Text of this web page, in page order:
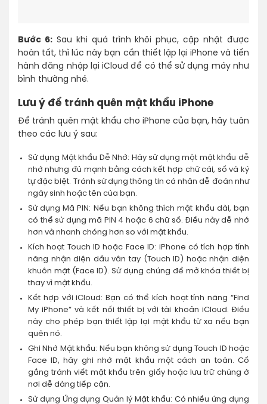
Bước 6:Sau khi quá trình khôi phục, cập nhật được
hoàn tất, thì lúc này bạn cần thiết lập lại iPhone và tiến
hành đăng nhập lại iCloud để có thể sử dụng máy như
bình thường nhé.
Lưu ý để tránh quên mật khẩu iPhone
Để tránh quên mật khẩu cho iPhone của bạn, hãy tuân
theo các lưu ý sau:
Sử dụng Mật khẩu Dễ Nhớ: Hãy sử dụng một mật khẩu dễ
nhớ nhưng đủ mạnh bằng cách kết hợp chữ cái, số và ký
tự đặc biệt. Tránh sử dụng thông tin cá nhân dễ đoán như
ngày sinh hoặc tên của bạn.
Sử dụng Mã PIN: Nếu bạn không thích mật khẩu dài, bạn
có thể sử dụng mã PIN 4 hoặc 6 chữ số. Điều này dễ nhớ
hơn và nhanh chóng hơn so với mật khẩu.
Kích hoạt Touch ID hoặc Face ID: iPhone có tích hợp tính
năng nhận diện dấu vân tay (Touch ID) hoặc nhận diện
khuôn mặt (Face ID). Sử dụng chúng để mở khóa thiết bị
thay vì mật khẩu.
Kết hợp với iCloud: Bạn có thể kích hoạt tính năng “Find
My iPhone” và kết nối thiết bị với tài khoản iCloud. Điều
này cho phép bạn thiết lập lại mật khẩu từ xa nếu bạn
quên nó.
Ghi Nhớ Mật khẩu: Nếu bạn không sử dụng Touch ID hoặc
Face ID, hãy ghi nhớ mật khẩu một cách an toàn. Cố
gắng tránh viết mật khẩu trên giấy hoặc lưu trữ chúng ở
nơi dễ dàng tiếp cận.
Sử dụng Ứng dụng Quản lý Mật khẩu: Có nhiều ứng dụng